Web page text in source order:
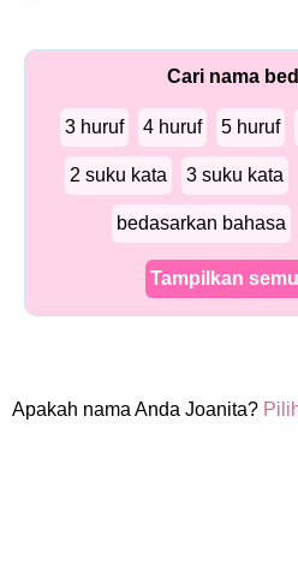
Cari nama
3 huruf 4 huruf 5 huruf
2 suku kata 3 suku kata
bedasarkan bahasa
Tampilkan
Apakah nama Anda Joanita?